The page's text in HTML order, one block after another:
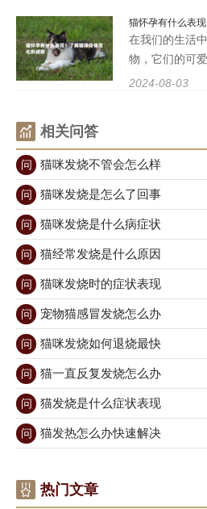
孕期间，母猫
室内环境清洁
猫怀孕有什么表
在我们的生活
物，它们的可
为猫主人，了
2024-08-03
相关问答
问 猫咪发烧不管会怎么样
问 猫咪发烧是怎么了回事
问 猫咪发烧是什么病症状
问 猫经常发烧是什么原因
问 猫咪发烧时的症状表现
问 宠物猫感冒发烧怎么办
问 猫咪发烧如何退烧最快
问 猫一直反复发烧怎么办
问 猫发烧是什么症状表现
问 猫发热怎么办快速解决
热门文章